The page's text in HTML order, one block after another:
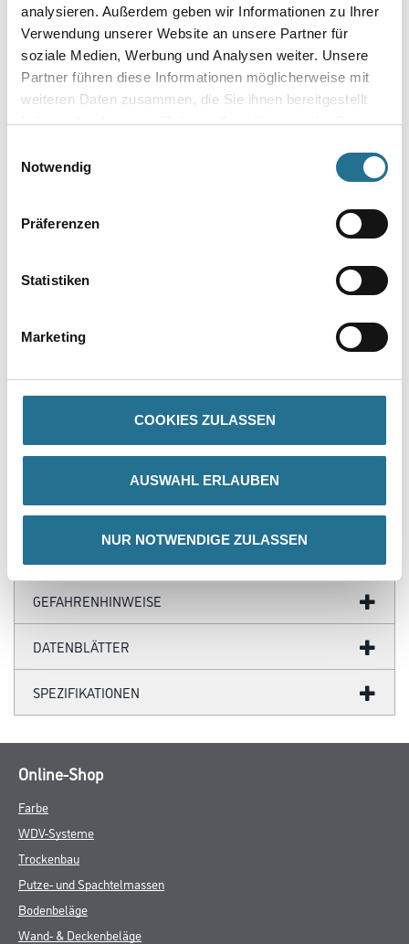
analysieren. Außerdem geben wir Informationen zu Ihrer
Verwendung unserer Website an unsere Partner für
soziale Medien, Werbung und Analysen weiter. Unsere
Partner führen diese Informationen möglicherweise mit
weiteren Daten zusammen, die Sie ihnen bereitgestellt
haben oder die sie im Rahmen Ihrer Nutzung der Dienste
Notwendig
Präferenzen
Statistiken
Marketing
COOKIES ZULASSEN
AUSWAHL ERLAUBEN
NUR NOTWENDIGE ZULASSEN
Breite in centimeter
Gebinde
PRODUKTEIGENSCHAFTEN
GEFAHRENHINWEISE
DATENBLÄTTER
SPEZIFIKATIONEN
Online-Shop
Farbe
WDV-Systeme
Trockenbau
Putze- und Spachtelmassen
Bodenbeläge
Wand- & Deckenbeläge